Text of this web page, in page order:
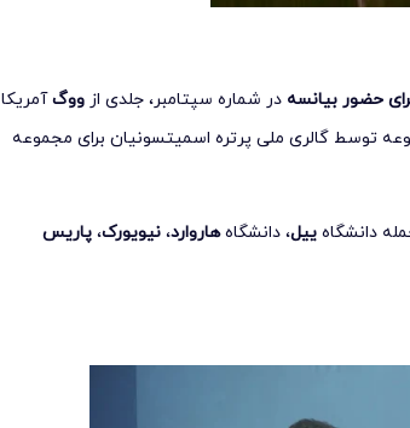
حضور بیانسه در شماره سپتامبر، جلدی از ووگآمریکا
توسط گالری ملی پرتره اسمیتسونیان برای مجموعه
دانشگاه ییل، دانشگاههاروارد، نیویورک، پاریس